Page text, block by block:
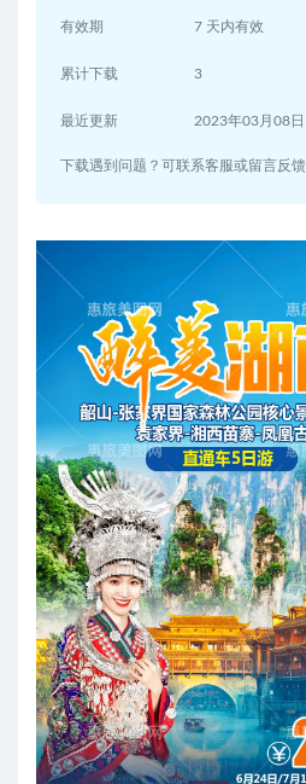
有效期 7 天内有效
累计下载 3
最近更新 2023年03月08日
下载遇到问题？可联系客服或留言反馈